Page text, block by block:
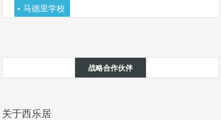
马德里学校
战略合作伙伴
关于西乐居